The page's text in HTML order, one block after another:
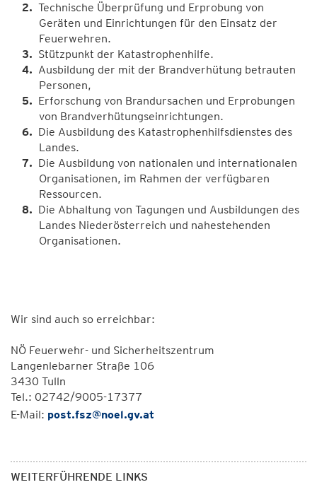
Technische Überprüfung und Erprobung von
Geräten und Einrichtungen für den Einsatz der
Feuerwehren.
Stützpunkt der Katastrophenhilfe.
Ausbildung der mit der Brandverhütung betrauten
Personen,
Erforschung von Brandursachen und Erprobungen
von Brandverhütungseinrichtungen.
Die Ausbildung des Katastrophenhilfsdienstes des
Landes.
Die Ausbildung von nationalen und internationalen
Organisationen, im Rahmen der verfügbaren
Ressourcen.
Die Abhaltung von Tagungen und Ausbildungen des
Landes Niederösterreich und nahestehenden
Organisationen.
Wir sind auch so erreichbar:
NÖ Feuerwehr- und Sicherheitszentrum
Langenlebarner Straße 106
3430 Tulln
Tel.: 02742/9005-17377
E-Mail: post.fsz@noel.gv.at
WEITERFÜHRENDE LINKS